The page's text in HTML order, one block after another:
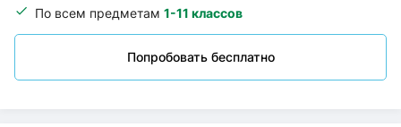
По всем предметам 1-11 классов
Попробовать бесплатно